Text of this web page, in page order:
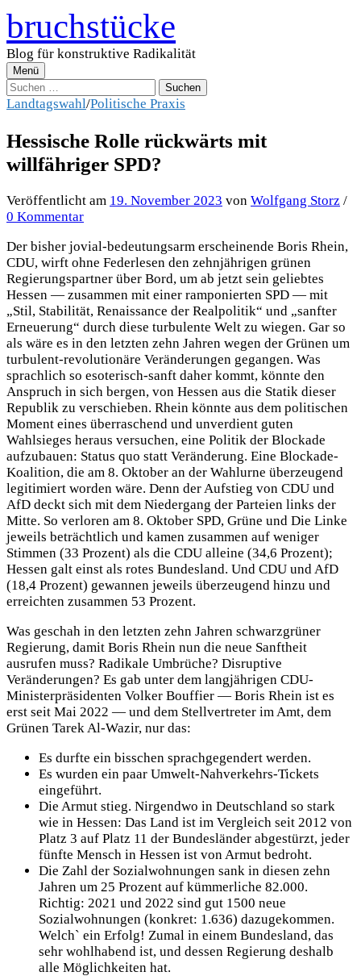
Zum
Inhalt
überspringen
bruchstücke
Blog für konstruktive Radikalität
Menü
Suchen
nach:
Landtagswahl/Politische Praxis
Hessische Rolle rückwärts mit
willfähriger SPD?
Veröffentlicht am 19. November 2023 von Wolfgang Storz /
0 Kommentar
Der bisher jovial-bedeutungsarm erscheinende Boris Rhein,
CDU, wirft ohne Federlesen den zehnjährigen grünen
Regierungspartner über Bord, um ab jetzt sein geliebtes
Hessen — zusammen mit einer ramponierten SPD — mit
„Stil, Stabilität, Renaissance der Realpolitik“ und „sanfter
Erneuerung“ durch diese turbulente Welt zu wiegen. Gar so
als wäre es in den letzten zehn Jahren wegen der Grünen um
turbulent-revolutionäre Veränderungen gegangen. Was
sprachlich so esoterisch-sanft daher kommt, könnte den
Anspruch in sich bergen, von Hessen aus die Statik dieser
Republik zu verschieben. Rhein könnte aus dem politischen
Moment eines überraschend und unverdient guten
Wahlsieges heraus versuchen, eine Politik der Blockade
aufzubauen: Status quo statt Veränderung. Eine Blockade-
Koalition, die am 8. Oktober an der Wahlurne überzeugend
legitimiert worden wäre. Denn der Aufstieg von CDU und
AfD deckt sich mit dem Niedergang der Parteien links der
Mitte. So verloren am 8. Oktober SPD, Grüne und Die Linke
jeweils beträchtlich und kamen zusammen auf weniger
Stimmen (33 Prozent) als die CDU alleine (34,6 Prozent);
Hessen galt einst als rotes Bundesland. Und CDU und AfD
(18,4 Prozent) gewannen jeweils überzeugend hinzu und
erreichten zusammen 53 Prozent.
Was geschah in den letzten zehn Jahren schwarzgrüner
Regierung, damit Boris Rhein nun die neue Sanftheit
ausrufen muss? Radikale Umbrüche? Disruptive
Veränderungen? Es gab unter dem langjährigen CDU-
Ministerpräsidenten Volker Bouffier — Boris Rhein ist es
erst seit Mai 2022 — und dem Stellvertreter im Amt, dem
Grünen Tarek Al-Wazir, nur das:
Es durfte ein bisschen sprachgegendert werden.
Es wurden ein paar Umwelt-Nahverkehrs-Tickets
eingeführt.
Die Armut stieg. Nirgendwo in Deutschland so stark
wie in Hessen: Das Land ist im Vergleich seit 2012 von
Platz 3 auf Platz 11 der Bundesländer abgestürzt, jeder
fünfte Mensch in Hessen ist von Armut bedroht.
Die Zahl der Sozialwohnungen sank in diesen zehn
Jahren um 25 Prozent auf kümmerliche 82.000.
Richtig: 2021 und 2022 sind gut 1500 neue
Sozialwohnungen (konkret: 1.636) dazugekommen.
Welch` ein Erfolg! Zumal in einem Bundesland, das
sehr wohlhabend ist, und dessen Regierung deshalb
alle Möglichkeiten hat.